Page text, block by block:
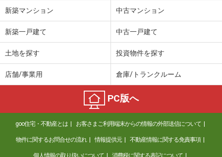
新築マンション 中古マンション
新築一戸建て 中古一戸建て
土地を探す 投資物件を探す
店舗/事業用 倉庫/トランクルーム
PC版へ
goo住宅・不動産とは お客さまご利用端末からの情報の外部送信について
物件に関するお問合せの流れ 情報提供元 不動産情報に関する免責事項
個人情報の取り扱いについて 消費税に関する表記について